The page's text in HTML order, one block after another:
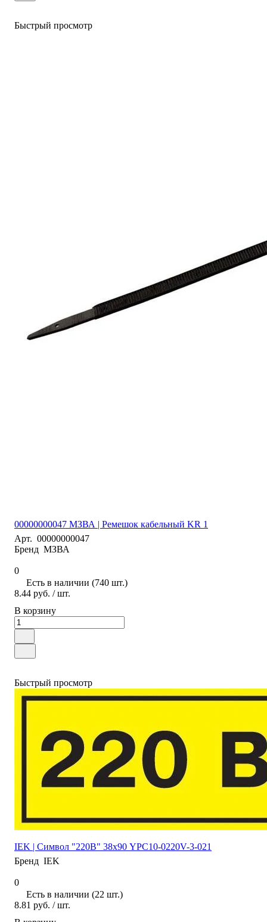
Быстрый просмотр
00000000047 МЗВА | Ремешок кабельный KR 1
Арт. 00000000047
Бренд МЗВА
0
Есть в наличии (740 шт.)
8.44 руб. / шт.
В корзину
Быстрый просмотр
IEK | Символ "220В" 38х90 YPC10-0220V-3-021
Бренд IEK
0
Есть в наличии (22 шт.)
8.81 руб. / шт.